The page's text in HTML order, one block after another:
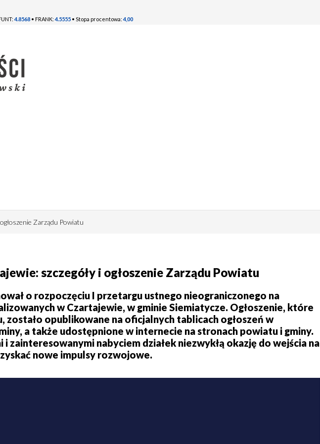
4.8568 • FRANK: 4.5555 • Stopa procentowa: 4,00
Zarządu Powiatu
szczegóły i ogłoszenie Zarządu Powiatu
o rozpoczęciu I przetargu ustnego nieograniczonego na
w Czartajewie, w gminie Siemiatycze. Ogłoszenie, które
zostało opublikowane na oficjalnych tablicach ogłoszeń w
a także udostępnione w internecie na stronach powiatu i gminy.
nabyciem działek niezwykłą okazję do wejścia na
nowe impulsy rozwojowe.